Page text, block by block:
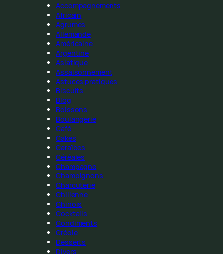
Accompagnements
Africain
Agrumes
Allemande
Américaine
Argentine
Asiatique
Assaisonnement
Astuces pratiques
Biscuits
Blog
Boissons
Boulangerie
Café
Cakes
Caraïbes
Céréales
Champagne
Champignons
Charcuterie
Chilienne
Chinois
Cocktails
Condiments
Créole
Desserts
Divers